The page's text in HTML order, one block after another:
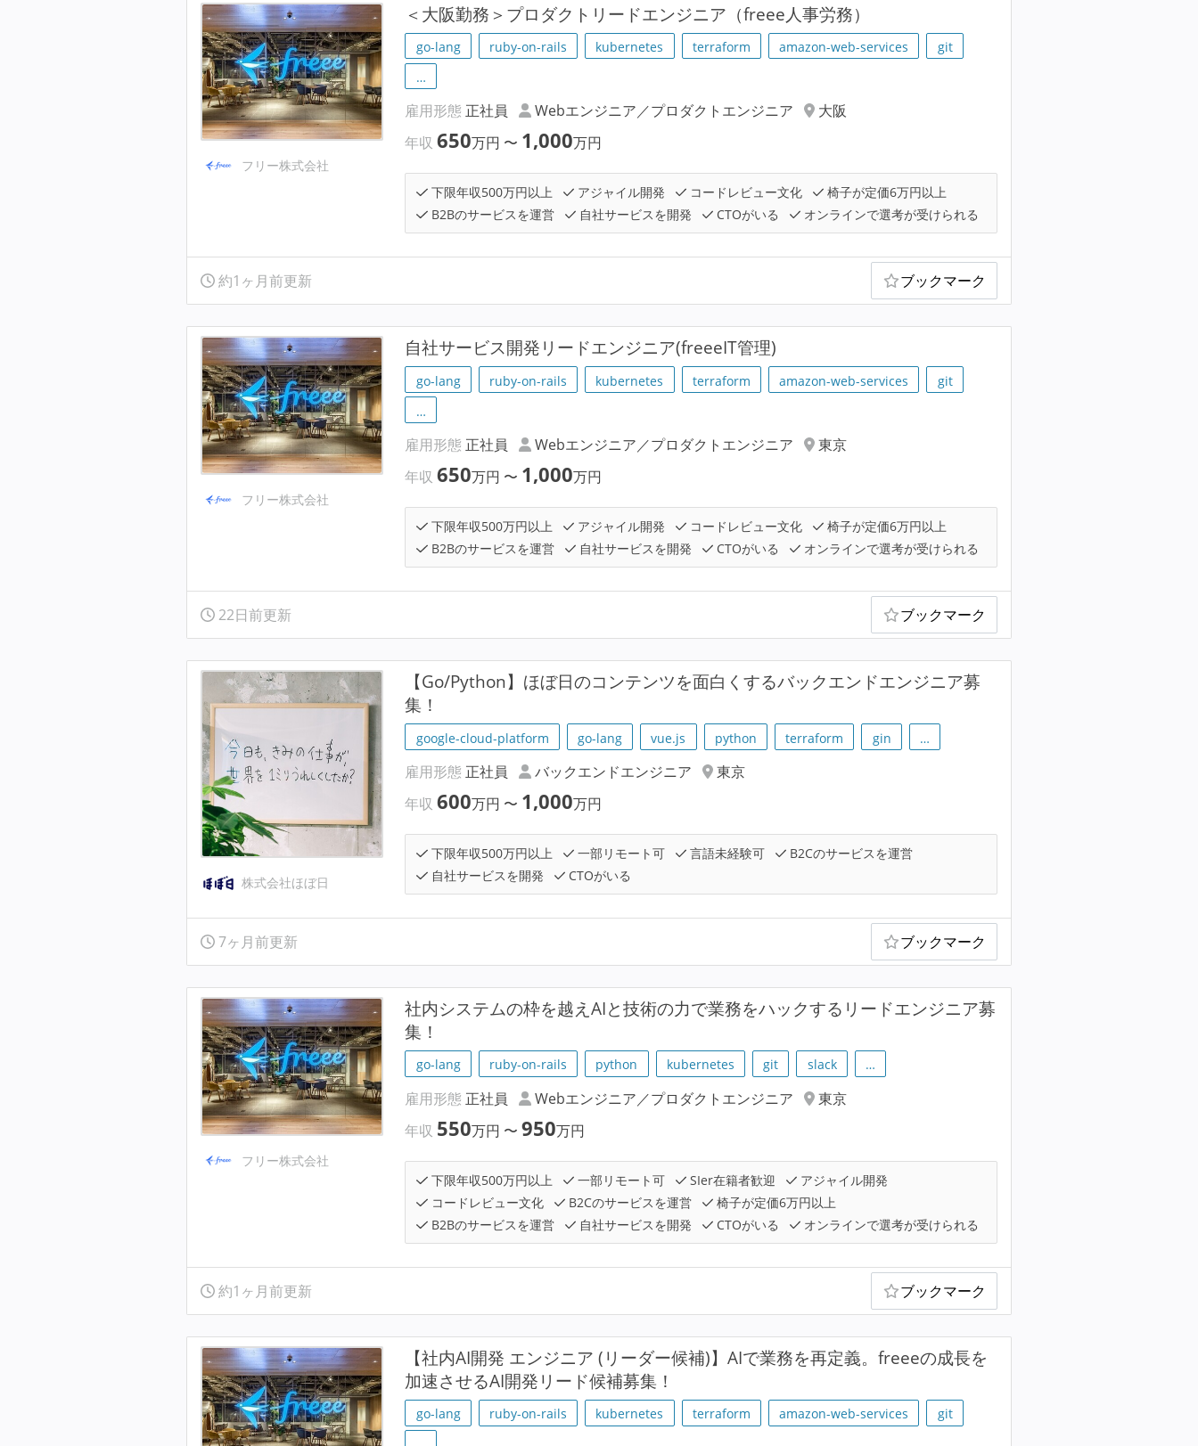
フリー株式会社
＜大阪勤務＞プロダクトリードエンジニア（freee人事労務）
go-lang ruby-on-rails kubernetes terraform amazon-web-services
git
…
雇用形態正社員 Webエンジニア／プロダクトエンジニア
大阪
年収650万円 〜 1,000万円
下限年収500万円以上 アジャイル開発 コードレビュー文化
椅子が定価6万円以上
B2Bのサービスを運営
自社サービスを開発 CTOがいる オンラインで選考が受けられる
約1ヶ月前更新 ブックマーク
フリー株式会社
自社サービス開発リードエンジニア(freeeIT管理)
go-lang ruby-on-rails kubernetes terraform amazon-web-services
git
…
雇用形態正社員 Webエンジニア／プロダクトエンジニア
東京
年収650万円 〜 1,000万円
下限年収500万円以上 アジャイル開発 コードレビュー文化
椅子が定価6万円以上
B2Bのサービスを運営
自社サービスを開発 CTOがいる オンラインで選考が受けられる
22日前更新 ブックマーク
株式会社ほぼ日
【Go/Python】ほぼ日のコンテンツを面白くするバックエンドエンジニア募
集！
google-cloud-platform go-lang vue.js python terraform gin …
雇用形態 正社員 バックエンドエンジニア
東京
年収600万円 〜 1,000万円
下限年収500万円以上 一部リモート可 言語未経験可
B2Cのサービスを運営
自社サービスを開発
CTOがいる
7ヶ月前更新 ブックマーク
フリー株式会社
社内システムの枠を越えAIと技術の力で業務をハックするリードエンジニア募
集！
go-lang ruby-on-rails python kubernetes git slack …
雇用形態 正社員 Webエンジニア／プロダクトエンジニア
東京
年収 550万円 〜950万円
下限年収500万円以上 一部リモート可 SIer在籍者歓迎
アジャイル開発
コードレビュー文化
B2Cのサービスを運営
椅子が定価6万円以上
B2Bのサービスを運営
自社サービスを開発 CTOがいる オンラインで選考が受けられる
約1ヶ月前更新 ブックマーク
【社内AI開発 エンジニア (リーダー候補)】AIで業務を再定義。freeeの成長を
加速させるAI開発リード候補募集！
go-lang ruby-on-rails kubernetes terraform amazon-web-services
git